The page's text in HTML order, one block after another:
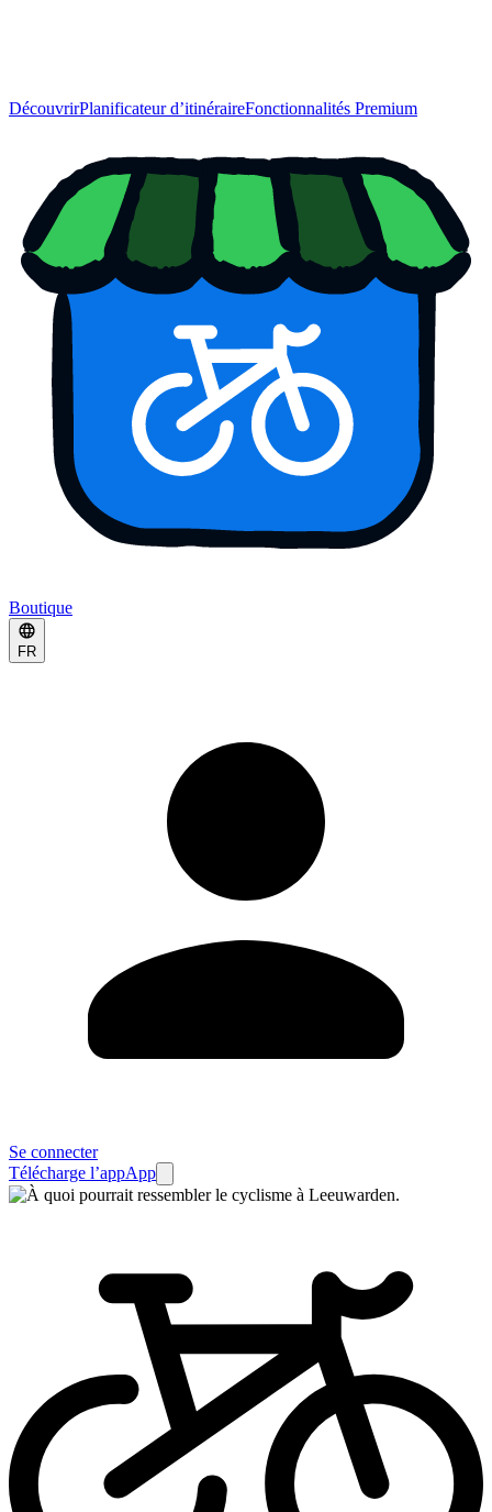
DécouvrirPlanificateur d’itinéraireFonctionnalités Premium
Boutique
FR
Se connecter
Télécharge l’appApp